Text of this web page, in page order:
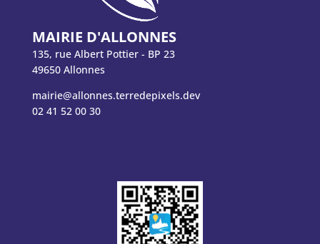
MAIRIE D'ALLONNES
135, rue Albert Pottier - BP 23
49650 Allonnes
mairie@allonnes.terredepixels.dev
02 41 52 00 30